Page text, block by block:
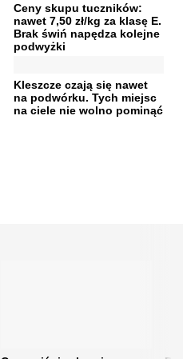
Ceny skupu tuczników:
nawet 7,50 zł/kg za klasę E.
Brak świń napędza kolejne
podwyżki
Kleszcze czają się nawet
na podwórku. Tych miejsc
na ciele nie wolno pominąć